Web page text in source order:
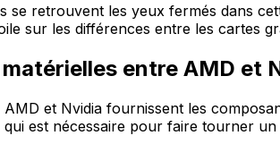
se retrouvent les yeux fermés dans
sur les différences entre les cartes
entre AMD et
et Nvidia fournissent les
est nécessaire pour faire tourner un